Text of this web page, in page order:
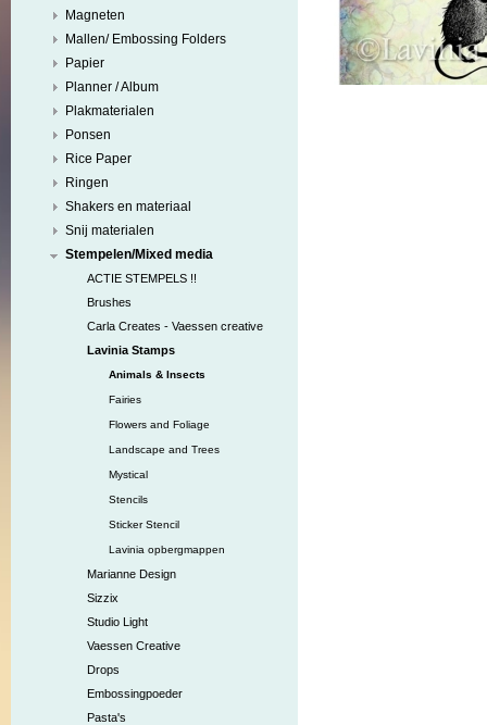
Magneten
Mallen/ Embossing Folders
Papier
Planner / Album
Plakmaterialen
Ponsen
Rice Paper
Ringen
Shakers en materiaal
Snij materialen
Stempelen/Mixed media
ACTIE STEMPELS !!
Brushes
Carla Creates - Vaessen creative
Lavinia Stamps
Animals & Insects
Fairies
Flowers and Foliage
Landscape and Trees
Mystical
Stencils
Sticker Stencil
Lavinia opbergmappen
Marianne Design
Sizzix
Studio Light
Vaessen Creative
Drops
Embossingpoeder
Pasta's